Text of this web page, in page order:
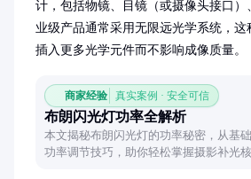
计，包括物镜、目镜（或摄像头接口
业级产品通常采用无限远光学系统，这
插入更多光学元件而不影响成像质量。
商家经验 真实案例 · 安全可信
布朗闪光灯功率全解析
本文揭秘布朗闪光灯的功率秘密，从基
功率调节技巧，助你轻松掌握摄影补光核